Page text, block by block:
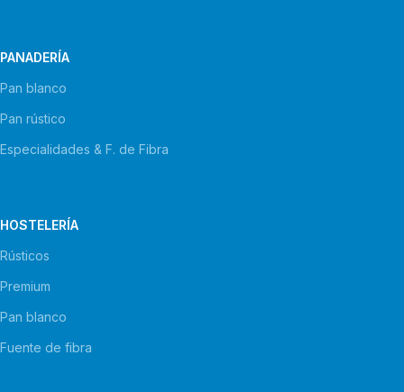
PANADERÍA
Pan blanco
Pan rústico
Especialidades & F. de Fibra
HOSTELERÍA
Rústicos
Premium
Pan blanco
Fuente de fibra